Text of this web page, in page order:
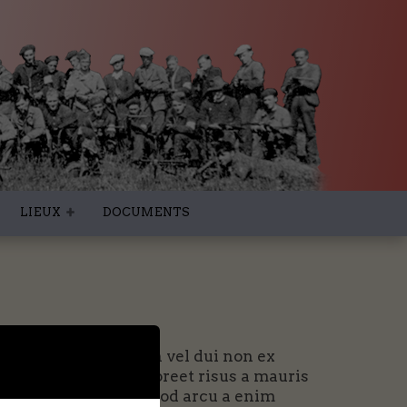
LIEUX DOCUMENTS
at urna. Aenean vel dui non ex
feugiat. Ut laoreet risus a mauris
Nulla euismod arcu a enim